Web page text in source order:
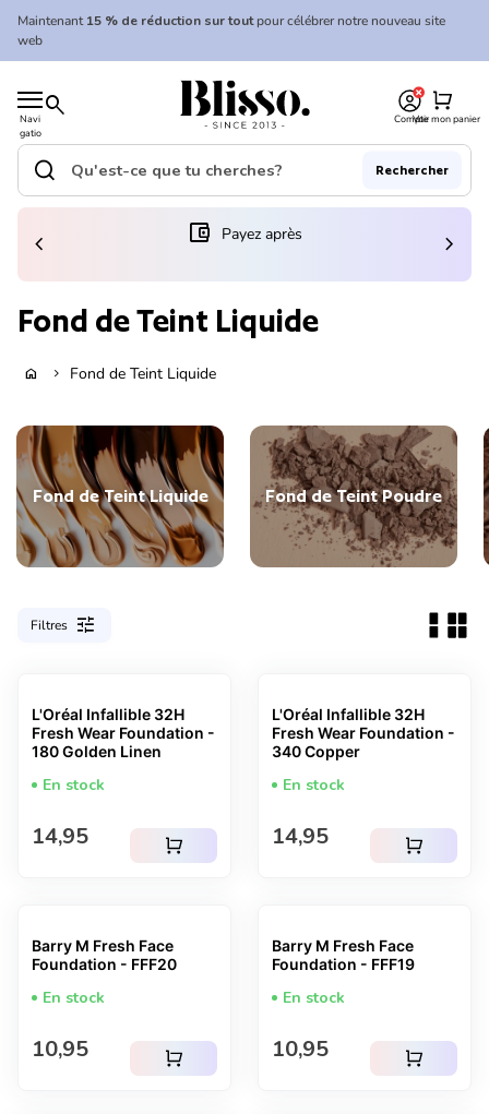
Skip to content
Maintenant15 % de réduction sur toutpour célébrer notre nouveau site
web
Navi
gatio
n
mobil
search
Accueil
CompteVoir mon panier
shopping_cart
Accueil
Recherche"
search Rechercher
(le lien s'ouvre dans un nouvel onglet/fenêtre)
account_balance_wallet Payez après
chevron_left chevron_right
Fond de Teint Liquide
home chevron_right Fond de Teint Liquide
Fond de Teint Liquide Fond de Teint Poudre
Filtres tune
L'Oréal Infallible 32H
Fresh Wear Foundation -
180 Golden Linen
En stock
Prix normal
14,95 shopping_cart
L'Oréal Infallible 32H
Fresh Wear Foundation -
340 Copper
En stock
Prix normal
14,95 shopping_cart
Barry M Fresh Face
Foundation - FFF20
En stock
Prix normal
10,95 shopping_cart
Barry M Fresh Face
Foundation - FFF19
En stock
Prix normal
10,95 shopping_cart